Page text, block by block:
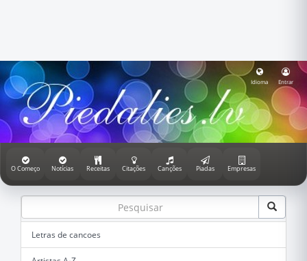
Idioma Entrar
O Começo Notícias Receitas Citações Canções Piadas Empresas
Letras de cancoes